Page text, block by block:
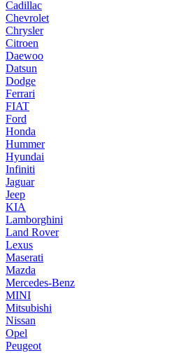
Cadillac
Chevrolet
Chrysler
Citroen
Daewoo
Datsun
Dodge
Ferrari
FIAT
Ford
Honda
Hummer
Hyundai
Infiniti
Jaguar
Jeep
KIA
Lamborghini
Land Rover
Lexus
Maserati
Mazda
Mercedes-Benz
MINI
Mitsubishi
Nissan
Opel
Peugeot